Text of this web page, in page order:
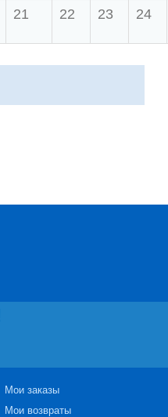
21 22 23 24
Мои заказы
Мои возвраты